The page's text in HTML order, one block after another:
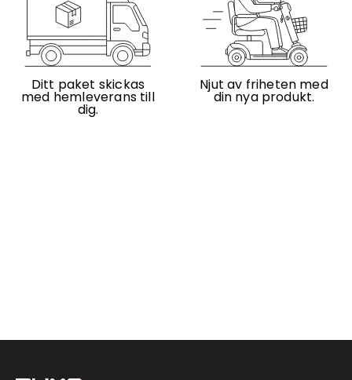
Ditt paket skickas
med hemleverans till
dig.
Njut av friheten med
din nya produkt.